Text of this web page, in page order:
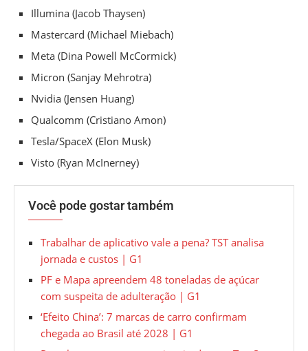
Illumina (Jacob Thaysen)
Mastercard (Michael Miebach)
Meta (Dina Powell McCormick)
Micron (Sanjay Mehrotra)
Nvidia (Jensen Huang)
Qualcomm (Cristiano Amon)
Tesla/SpaceX (Elon Musk)
Visto (Ryan McInerney)
Você pode gostar também
Trabalhar de aplicativo vale a pena? TST analisa
jornada e custos | G1
PF e Mapa apreendem 48 toneladas de açúcar
com suspeita de adulteração | G1
‘Efeito China’: 7 marcas de carro confirmam
chegada ao Brasil até 2028 | G1